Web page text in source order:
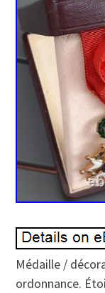
Médaille /
ordonnance.